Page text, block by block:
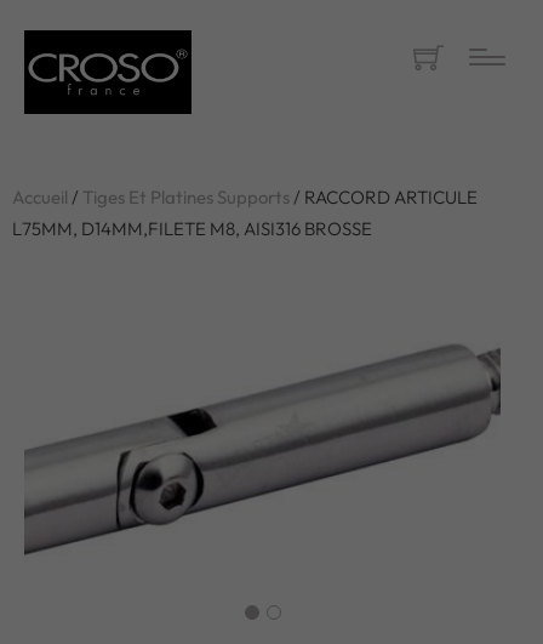
Accueil / Tiges Et Platines Supports/ RACCORD ARTICULE
L75MM, D14MM,FILETE M8, AISI316 BROSSE